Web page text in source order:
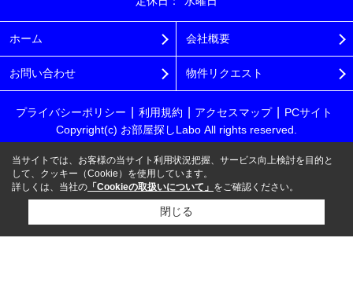
ホーム 会社概要
お問い合わせ 物件リクエスト
プライバシーポリシー 利用規約 アクセスマップ
PCサイト
Copyright(c) お部屋探しLabo All rights reserved.
当サイトでは、お客様の当サイト利用状況把握、サービス向上検討を目的と
して、クッキー（Cookie）を使用しています。
詳しくは、当社の 「Cookieの取扱いについて」 をご確認ください。
閉じる